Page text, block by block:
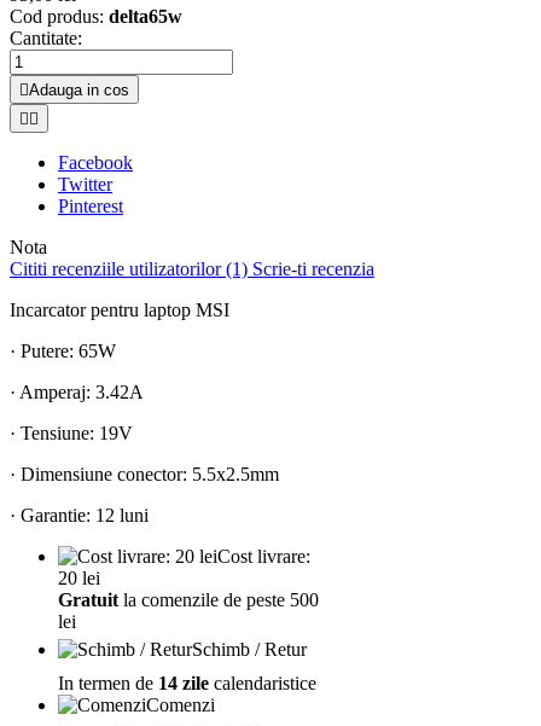
Cod produs: delta65w
Cantitate:
Adauga in cos
 
Facebook
Twitter
Pinterest
Nota
Cititi recenziile utilizatorilor (1) Scrie-ti recenzia
Incarcator pentru laptop MSI
· Putere: 65W
· Amperaj: 3.42A
· Tensiune: 19V
· Dimensiune conector: 5.5x2.5mm
· Garantie: 12 luni
Cost livrare:
20 lei
Gratuit la comenzile de peste 500
lei
Schimb / Retur
In termen de 14 zile calendaristice
Comenzi